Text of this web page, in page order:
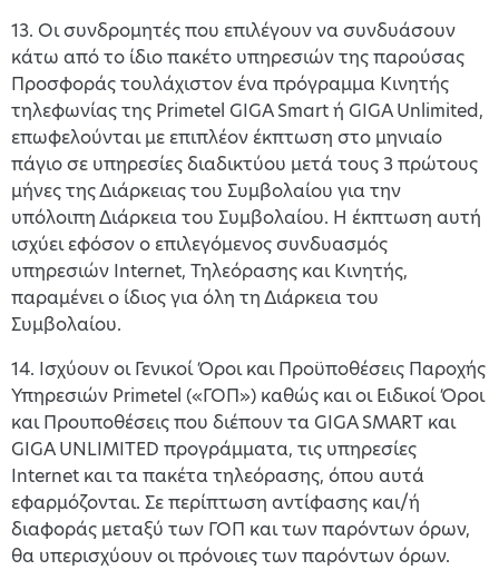
13. Οι συνδρομητές που επιλέγουν να συνδυάσουν
κάτω από το ίδιο πακέτο υπηρεσιών της παρούσας
Προσφοράς τουλάχιστον ένα πρόγραμμα Κινητής
τηλεφωνίας της Primetel GIGA Smart ή GIGA Unlimited,
επωφελούνται με επιπλέον έκπτωση στο μηνιαίο
πάγιο σε υπηρεσίες διαδικτύου μετά τους 3 πρώτους
μήνες της Διάρκειας του Συμβολαίου για την
υπόλοιπη Διάρκεια του Συμβολαίου. Η έκπτωση αυτή
ισχύει εφόσον ο επιλεγόμενος συνδυασμός
υπηρεσιών Internet, Τηλεόρασης και Κινητής,
παραμένει ο ίδιος για όλη τη Διάρκεια του
Συμβολαίου.
14. Ισχύουν οι Γενικοί Όροι και Προϋποθέσεις Παροχής
Υπηρεσιών Primetel («ΓΟΠ») καθώς και οι Ειδικοί Όροι
και Προυποθέσεις που διέπουν τα GIGA SMART και
GIGA UNLIMITED προγράμματα, τις υπηρεσίες
Internet και τα πακέτα τηλεόρασης, όπου αυτά
εφαρμόζονται. Σε περίπτωση αντίφασης και/ή
διαφοράς μεταξύ των ΓΟΠ και των παρόντων όρων,
θα υπερισχύουν οι πρόνοιες των παρόντων όρων.